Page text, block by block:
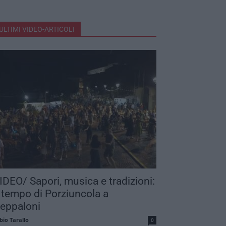
VIDEO-ARTICOLI
Sapori, musica e tradizioni:
di Porziuncola a
Tarallo 0